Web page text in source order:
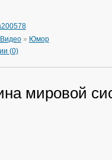
Видео» Юмор
(0)
мировой